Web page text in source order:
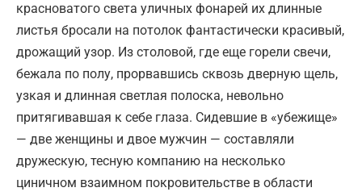
красноватого света уличных фонарей их длинные
листья бросали на потолок фантастически красивый,
дрожащий узор. Из столовой, где еще горели свечи,
бежала по полу, прорвавшись сквозь дверную щель,
узкая и длинная светлая полоска, невольно
притягивавшая к себе глаза. Сидевшие в «убежище»
— две женщины и двое мужчин — составляли
дружескую, тесную компанию на несколько
циничном взаимном покровительстве в области